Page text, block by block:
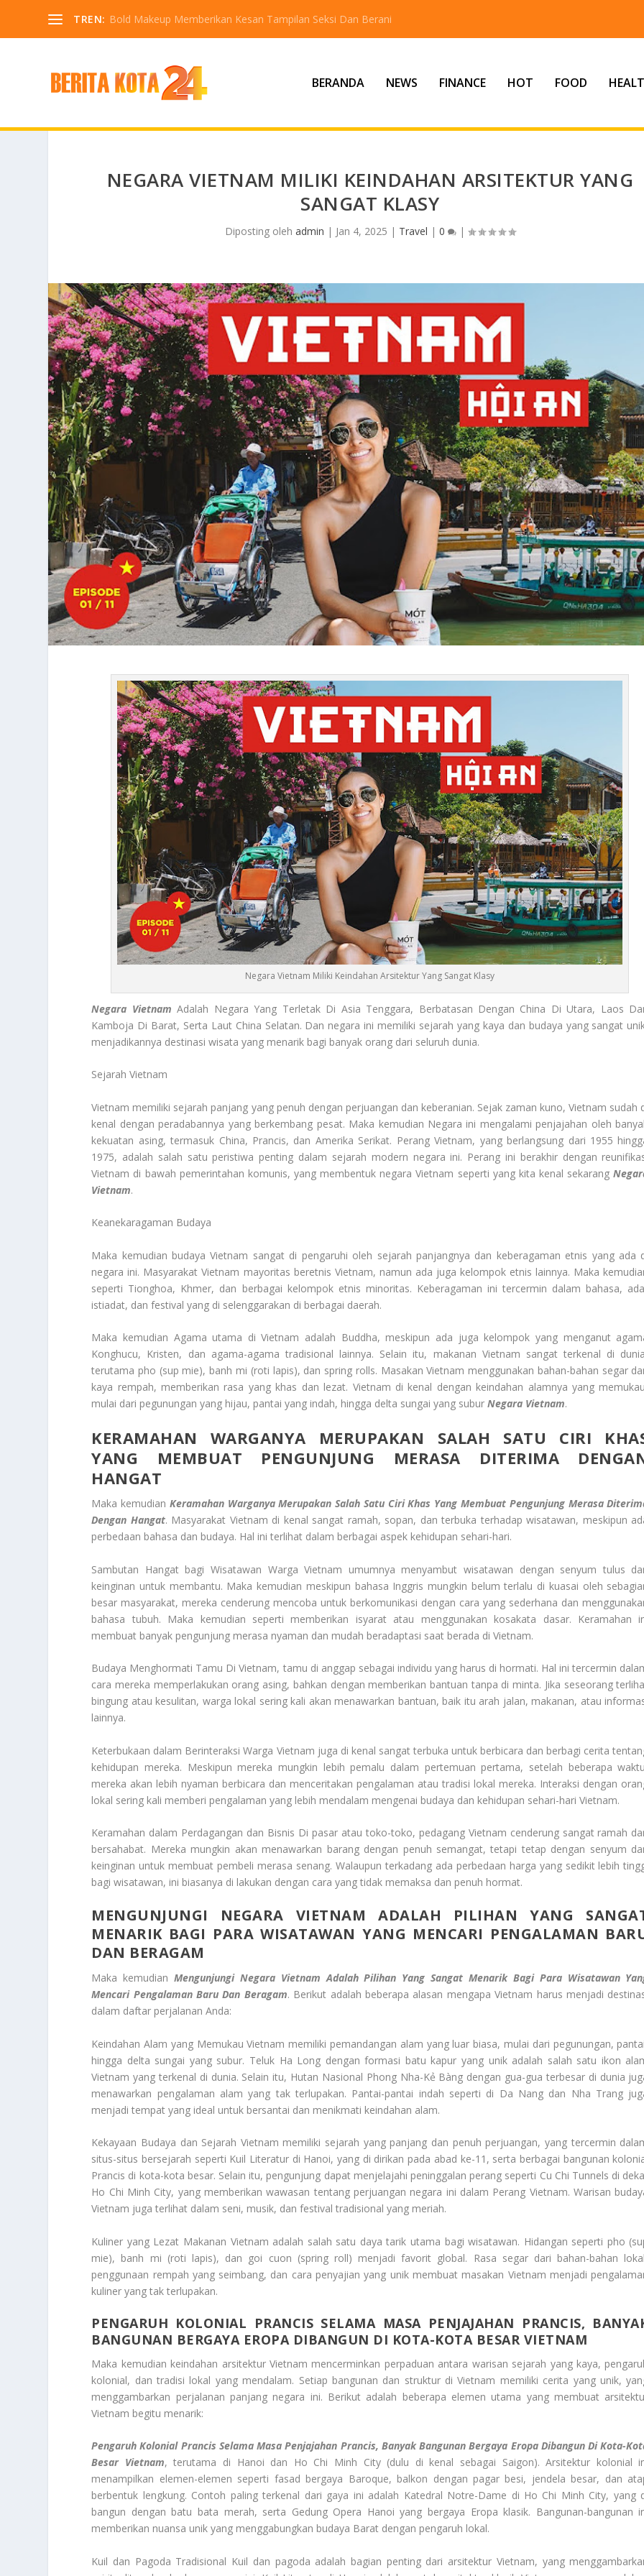
TREN: Bold Makeup Memberikan Kesan Tampilan Seksi Dan Berani
BERANDA NEWS FINANCE HOT FOOD
NEGARA VIETNAM MILIKI KEINDAHAN ARSITEKTUR YANG
SANGAT KLASY
Diposting oleh admin | Jan 4, 2025 | Travel | 0 |
Negara Vietnam Miliki Keindahan Arsitektur Yang Sangat Klasy
Negara Vietnam Adalah Negara Yang Terletak Di Asia Tenggara, Berbatasan Dengan China Di Utara, Laos
Kamboja Di Barat, Serta Laut China Selatan. Dan negara ini memiliki sejarah yang kaya dan budaya yang sangat
menjadikannya destinasi wisata yang menarik bagi banyak orang dari seluruh dunia.
Sejarah Vietnam
Vietnam memiliki sejarah panjang yang penuh dengan perjuangan dan keberanian. Sejak zaman kuno, Vietnam sudah
kenal dengan peradabannya yang berkembang pesat. Maka kemudian Negara ini mengalami penjajahan oleh
kekuatan asing, termasuk China, Prancis, dan Amerika Serikat. Perang Vietnam, yang berlangsung dari 1955
1975, adalah salah satu peristiwa penting dalam sejarah modern negara ini. Perang ini berakhir dengan
Vietnam di bawah pemerintahan komunis, yang membentuk negara Vietnam seperti yang kita kenal sekarang
Vietnam.
Keanekaragaman Budaya
Maka kemudian budaya Vietnam sangat di pengaruhi oleh sejarah panjangnya dan keberagaman etnis yang ada
negara ini. Masyarakat Vietnam mayoritas beretnis Vietnam, namun ada juga kelompok etnis lainnya. Maka
seperti Tionghoa, Khmer, dan berbagai kelompok etnis minoritas. Keberagaman ini tercermin dalam bahasa,
istiadat, dan festival yang di selenggarakan di berbagai daerah.
Maka kemudian Agama utama di Vietnam adalah Buddha, meskipun ada juga kelompok yang menganut
Konghucu, Kristen, dan agama-agama tradisional lainnya. Selain itu, makanan Vietnam sangat terkenal di
terutama pho (sup mie), banh mi (roti lapis), dan spring rolls. Masakan Vietnam menggunakan bahan-bahan segar
kaya rempah, memberikan rasa yang khas dan lezat. Vietnam di kenal dengan keindahan alamnya yang
mulai dari pegunungan yang hijau, pantai yang indah, hingga delta sungai yang subur Negara Vietnam.
KERAMAHAN WARGANYA MERUPAKAN SALAH SATU CIRI
YANG MEMBUAT PENGUNJUNG MERASA DITERIMA
HANGAT
Maka kemudian Keramahan Warganya Merupakan Salah Satu Ciri Khas Yang Membuat Pengunjung Merasa
Dengan Hangat. Masyarakat Vietnam di kenal sangat ramah, sopan, dan terbuka terhadap wisatawan, meskipun
perbedaan bahasa dan budaya. Hal ini terlihat dalam berbagai aspek kehidupan sehari-hari.
Sambutan Hangat bagi Wisatawan Warga Vietnam umumnya menyambut wisatawan dengan senyum tulus
keinginan untuk membantu. Maka kemudian meskipun bahasa Inggris mungkin belum terlalu di kuasai oleh
besar masyarakat, mereka cenderung mencoba untuk berkomunikasi dengan cara yang sederhana dan
bahasa tubuh. Maka kemudian seperti memberikan isyarat atau menggunakan kosakata dasar. Keramahan
membuat banyak pengunjung merasa nyaman dan mudah beradaptasi saat berada di Vietnam.
Budaya Menghormati Tamu Di Vietnam, tamu di anggap sebagai individu yang harus di hormati. Hal ini tercermin
cara mereka memperlakukan orang asing, bahkan dengan memberikan bantuan tanpa di minta. Jika seseorang
bingung atau kesulitan, warga lokal sering kali akan menawarkan bantuan, baik itu arah jalan, makanan, atau
lainnya.
Keterbukaan dalam Berinteraksi Warga Vietnam juga di kenal sangat terbuka untuk berbicara dan berbagi cerita
kehidupan mereka. Meskipun mereka mungkin lebih pemalu dalam pertemuan pertama, setelah beberapa
mereka akan lebih nyaman berbicara dan menceritakan pengalaman atau tradisi lokal mereka. Interaksi dengan
lokal sering kali memberi pengalaman yang lebih mendalam mengenai budaya dan kehidupan sehari-hari Vietnam.
Keramahan dalam Perdagangan dan Bisnis Di pasar atau toko-toko, pedagang Vietnam cenderung sangat ramah
bersahabat. Mereka mungkin akan menawarkan barang dengan penuh semangat, tetapi tetap dengan senyum
keinginan untuk membuat pembeli merasa senang. Walaupun terkadang ada perbedaan harga yang sedikit lebih
bagi wisatawan, ini biasanya di lakukan dengan cara yang tidak memaksa dan penuh hormat.
MENGUNJUNGI NEGARA VIETNAM ADALAH PILIHAN YANG
MENARIK BAGI PARA WISATAWAN YANG MENCARI PENGALAMAN
DAN BERAGAM
Maka kemudian Mengunjungi Negara Vietnam Adalah Pilihan Yang Sangat Menarik Bagi Para Wisatawan
Mencari Pengalaman Baru Dan Beragam. Berikut adalah beberapa alasan mengapa Vietnam harus menjadi
dalam daftar perjalanan Anda:
Keindahan Alam yang Memukau Vietnam memiliki pemandangan alam yang luar biasa, mulai dari pegunungan,
hingga delta sungai yang subur. Teluk Ha Long dengan formasi batu kapur yang unik adalah salah satu ikon
Vietnam yang terkenal di dunia. Selain itu, Hutan Nasional Phong Nha-Kẻ Bàng dengan gua-gua terbesar di dunia
menawarkan pengalaman alam yang tak terlupakan. Pantai-pantai indah seperti di Da Nang dan Nha Trang
menjadi tempat yang ideal untuk bersantai dan menikmati keindahan alam.
Kekayaan Budaya dan Sejarah Vietnam memiliki sejarah yang panjang dan penuh perjuangan, yang tercermin
situs-situs bersejarah seperti Kuil Literatur di Hanoi, yang di dirikan pada abad ke-11, serta berbagai bangunan
Prancis di kota-kota besar. Selain itu, pengunjung dapat menjelajahi peninggalan perang seperti Cu Chi Tunnels di
Ho Chi Minh City, yang memberikan wawasan tentang perjuangan negara ini dalam Perang Vietnam. Warisan
Vietnam juga terlihat dalam seni, musik, dan festival tradisional yang meriah.
Kuliner yang Lezat Makanan Vietnam adalah salah satu daya tarik utama bagi wisatawan. Hidangan seperti pho
mie), banh mi (roti lapis), dan goi cuon (spring roll) menjadi favorit global. Rasa segar dari bahan-bahan
penggunaan rempah yang seimbang, dan cara penyajian yang unik membuat masakan Vietnam menjadi
kuliner yang tak terlupakan.
PENGARUH KOLONIAL PRANCIS SELAMA MASA PENJAJAHAN PRANCIS,
BANGUNAN BERGAYA EROPA DIBANGUN DI KOTA-KOTA BESAR VIETNAM
Maka kemudian keindahan arsitektur Vietnam mencerminkan perpaduan antara warisan sejarah yang kaya,
kolonial, dan tradisi lokal yang mendalam. Setiap bangunan dan struktur di Vietnam memiliki cerita yang unik,
menggambarkan perjalanan panjang negara ini. Berikut adalah beberapa elemen utama yang membuat
Vietnam begitu menarik:
Pengaruh Kolonial Prancis Selama Masa Penjajahan Prancis, Banyak Bangunan Bergaya Eropa Dibangun Di Kota-
Besar Vietnam, terutama di Hanoi dan Ho Chi Minh City (dulu di kenal sebagai Saigon). Arsitektur kolonial
menampilkan elemen-elemen seperti fasad bergaya Baroque, balkon dengan pagar besi, jendela besar, dan
berbentuk lengkung. Contoh paling terkenal dari gaya ini adalah Katedral Notre-Dame di Ho Chi Minh City, yang
bangun dengan batu bata merah, serta Gedung Opera Hanoi yang bergaya Eropa klasik. Bangunan-bangunan
memberikan nuansa unik yang menggabungkan budaya Barat dengan pengaruh lokal.
Kuil dan Pagoda Tradisional Kuil dan pagoda adalah bagian penting dari arsitektur Vietnam, yang